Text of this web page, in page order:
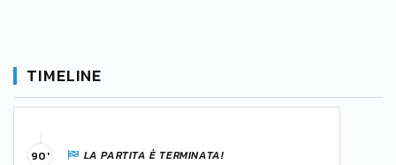
TIMELINE
LA PARTITA È TERMINATA!
90'